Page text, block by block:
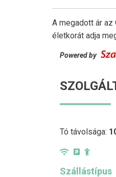
A megadott ár
életkorát adja
Powered by
Tó távolsága:
Szállástípus